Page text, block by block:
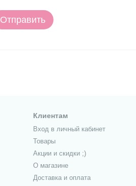
Отправить
Клиентам
Вход в личный кабинет
Товары
Акции и скидки ;)
О магазине
Доставка и оплата